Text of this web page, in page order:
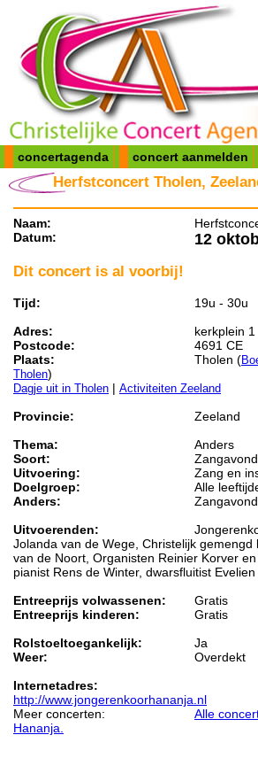
concertagenda concert aanmelden
Herfstconcert Tholen,
Naam:
Datum:
12
Dit concert is al voorbij!
Tijd:
19u - 30u
Adres:
kerkplein 1
Postcode:
4691 CE
Plaats:
Tholen (
Tholen)
Dagje uit in Tholen | Activiteiten Zeeland
Provincie:
Zeeland
Thema:
Anders
Soort:
Uitvoering:
Zang en
Doelgroep:
Alle
Anders:
Zangavond
Uitvoerenden:
Jolanda van de Wege, Christelijk gemengd
van de Noort, Organisten Reinier Korver
pianist Rens de Winter, dwarsfluitist
Entreeprijs volwassenen:
Gratis
Entreeprijs kinderen:
Gratis
Rolstoeltoegankelijk:
Ja
Weer:
Overdekt
Internetadres:
http://www.jongerenkoorhananja.nl
Meer concerten:
Alle
Hananja.